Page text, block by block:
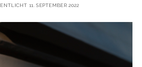
11. SEPTEMBER 2022